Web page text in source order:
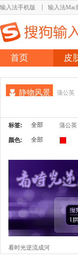
输入法手机版 输入法Mac
首页 皮
静物风景 蒲公英
标签: 全部 蒲公英
颜色: 全部
看时光逆流成河